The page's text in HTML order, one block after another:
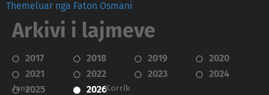
Themeluar nga Faton Osmani
Arkivi i lajmeve
2017 2018 2019
2020
2021
2022 2023
2024
2025
2026
Janar
Korrik